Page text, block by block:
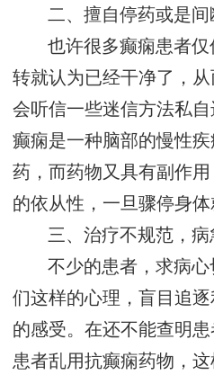
二、擅自停药或是
也许很多癫痫患者
转就认为已经干净了，
会听信一些迷信方法私自
癫痫是一种脑部的慢性
药，而药物又具有副作
的依从性，一旦骤停身体
三、治疗不规范，病
不少的患者，求病
们这样的心理，盲目追
的感受。在还不能查明
患者乱用抗癫痫药物，